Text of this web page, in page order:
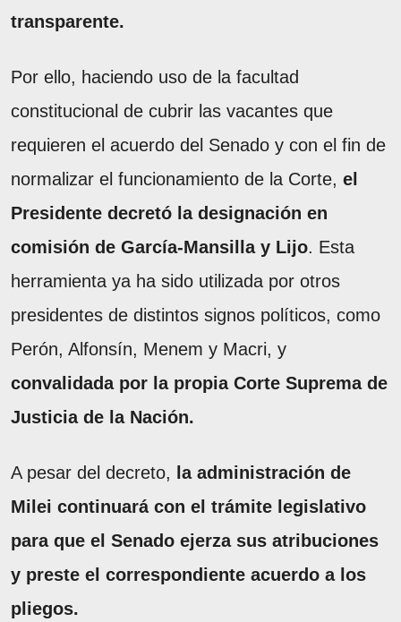
transparente.
Por ello, haciendo uso de la facultad
constitucional de cubrir las vacantes que
requieren el acuerdo del Senado y con el fin de
normalizar el funcionamiento de la Corte, el
Presidente decretó la designación en
comisión de García-Mansilla y Lijo. Esta
herramienta ya ha sido utilizada por otros
presidentes de distintos signos políticos, como
Perón, Alfonsín, Menem y Macri, y
convalidada por la propia Corte Suprema de
Justicia de la Nación.
A pesar del decreto,
la administración de
Milei continuará con el trámite legislativo
para que el Senado ejerza sus atribuciones
y preste el correspondiente acuerdo a los
pliegos.